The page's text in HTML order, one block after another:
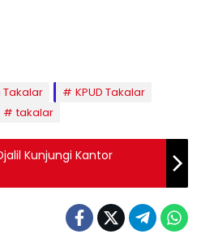
Takalar
KPUD Takalar
takalar
Kunjungi Kantor